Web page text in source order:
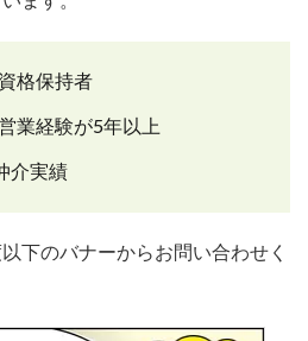
格保持者
業経験が5年以上
介実績
下のバナーからお問い合わせく